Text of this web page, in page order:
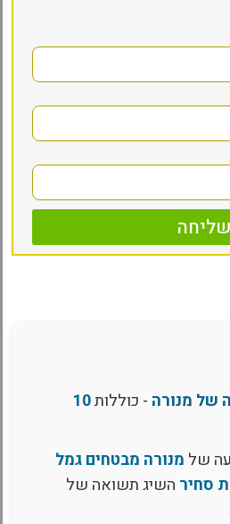
שליחה
של מנורה - כוללות10
של מנורה מבטחים גמל
סחיר השיג תשואה של